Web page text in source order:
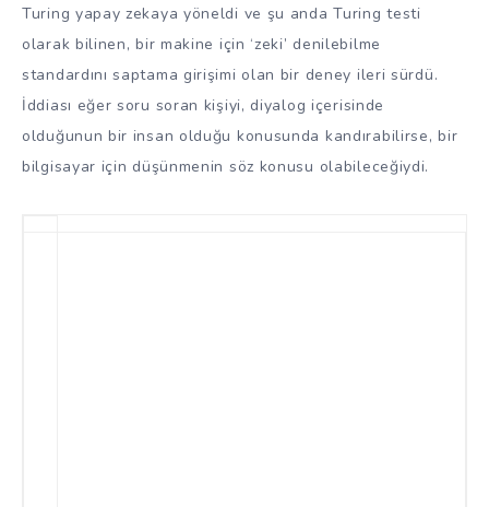
Turing yapay zekaya yöneldi ve şu anda Turing testi
olarak bilinen, bir makine için ‘zeki’ denilebilme
standardını saptama girişimi olan bir deney ileri sürdü.
İddiası eğer soru soran kişiyi, diyalog içerisinde
olduğunun bir insan olduğu konusunda kandırabilirse, bir
bilgisayar için düşünmenin söz konusu olabileceğiydi.